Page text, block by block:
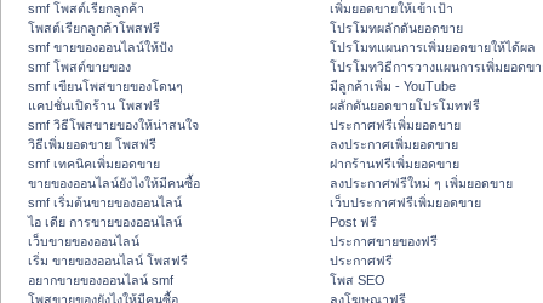
smf โพสต์เรียกลูกค้า
โพสต์เรียกลูกค้าโพสฟรี
smf ขายของออนไลน์ให้ปัง
smf โพสต์ขายของ
smf เขียนโพสขายของโดนๆ
แคปชั่นเปิดร้าน โพสฟรี
smf วิธีโพสขายของให้น่าสนใจ
วิธีเพิ่มยอดขาย โพสฟรี
smf เทคนิคเพิ่มยอดขาย
ขายของออนไลน์ยังไงให้มีคนซื้อ
smf เริ่มต้นขายของออนไลน์
ไอ เดีย การขายของออนไลน์
เว็บขายของออนไลน์
เริ่ม ขายของออนไลน์ โพสฟรี
อยากขายของออนไลน์ smf
โพสขายของยังไงให้มีคนซื้อ
เพิ่มยอดขายให้เข้าเป้า
โปรโมทผลักดันยอดขาย
โปรโมทแผนการเพิ่มยอดขายให้ได้ผล
โปรโมทวิธีการวางแผนการเพิ่มยอดข
มีลูกค้าเพิ่ม - YouTube
ผลักดันยอดขายโปรโมทฟรี
ประกาศฟรีเพิ่มยอดขาย
ลงประกาศเพิ่มยอดขาย
ฝากร้านฟรีเพิ่มยอดขาย
ลงประกาศฟรีใหม่ ๆ เพิ่มยอดขาย
เว็บประกาศฟรีเพิ่มยอดขาย
Post ฟรี
ประกาศขายของฟรี
ประกาศฟรี
โพส SEO
ลงโฆษณาฟรี